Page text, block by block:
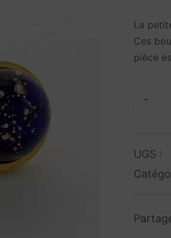
La
Ces
pièce
-
Sous
les
UGS :